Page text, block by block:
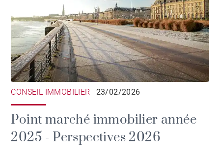
CONSEIL IMMOBILIER 23/02/2026
Point marché immobilier année
2025 - Perspectives 2026